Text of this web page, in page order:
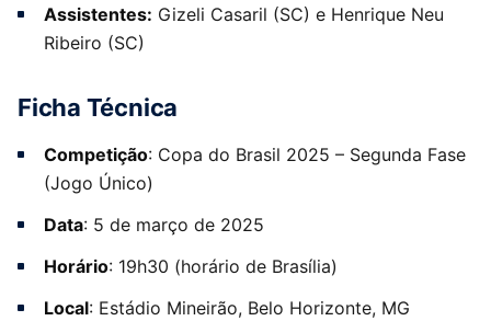
Assistentes: Gizeli Casaril (SC) e Henrique Neu
Ribeiro (SC)
Ficha Técnica
Competição: Copa do Brasil 2025 – Segunda Fase
(Jogo Único)
Data: 5 de março de 2025
Horário: 19h30 (horário de Brasília)
Local: Estádio Mineirão, Belo Horizonte, MG